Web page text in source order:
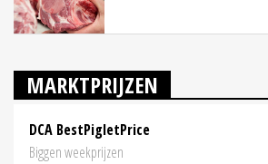
MARKTPRIJZEN
DCA BestPigletPrice
Biggen weekprijzen